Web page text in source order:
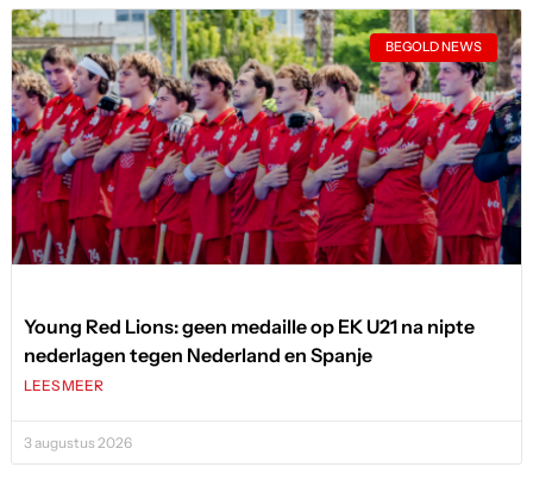
BEGOLD NEWS
Young Red Lions: geen medaille op EK U21 na nipte
nederlagen tegen Nederland en Spanje
LEES MEER
3 augustus 2026